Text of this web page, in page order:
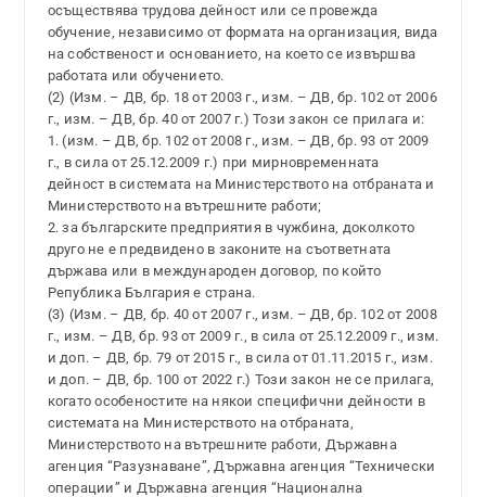
осъществява трудова дейност или се провежда
обучение, независимо от формата на организация, вида
на собственост и основанието, на което се извършва
работата или обучението.
(2) (Изм. – ДВ, бр. 18 от 2003 г., изм. – ДВ, бр. 102 от 2006
г., изм. – ДВ, бр. 40 от 2007 г.) Този закон се прилага и:
1. (изм. – ДВ, бр. 102 от 2008 г., изм. – ДВ, бр. 93 от 2009
г., в сила от 25.12.2009 г.) при мирновременната
дейност в системата на Министерството на отбраната и
Министерството на вътрешните работи;
2. за българските предприятия в чужбина, доколкото
друго не е предвидено в законите на съответната
държава или в международен договор, по който
Република България е страна.
(3) (Изм. – ДВ, бр. 40 от 2007 г., изм. – ДВ, бр. 102 от 2008
г., изм. – ДВ, бр. 93 от 2009 г., в сила от 25.12.2009 г., изм.
и доп. – ДВ, бр. 79 от 2015 г., в сила от 01.11.2015 г., изм.
и доп. – ДВ, бр. 100 от 2022 г.) Този закон не се прилага,
когато особеностите на някои специфични дейности в
системата на Министерството на отбраната,
Министерството на вътрешните работи, Държавна
агенция “Разузнаване”, Държавна агенция “Технически
операции” и Държавна агенция “Национална